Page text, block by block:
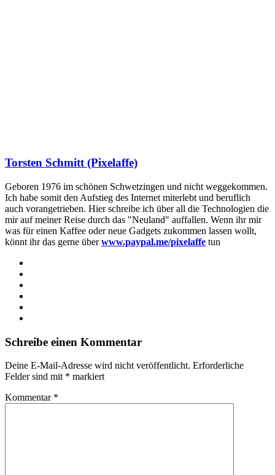
Torsten Schmitt (Pixelaffe)
Geboren 1976 im schönen Schwetzingen und nicht weggekommen.
Ich habe somit den Aufstieg des Internet miterlebt und beruflich
auch vorangetrieben. Hier schreibe ich über all die Technologien die
mir auf meiner Reise durch das "Neuland" auffallen. Wenn ihr mir
was für einen Kaffee oder neue Gadgets zukommen lassen wollt,
könnt ihr das gerne überwww.paypal.me/pixelaffe tun
Schreibe einen Kommentar
Deine E-Mail-Adresse wird nicht veröffentlicht. Erforderliche
Felder sind mit * markiert
Kommentar *